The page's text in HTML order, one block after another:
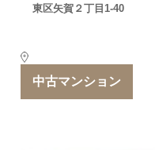
東区矢賀２丁目1-40
中古マンション